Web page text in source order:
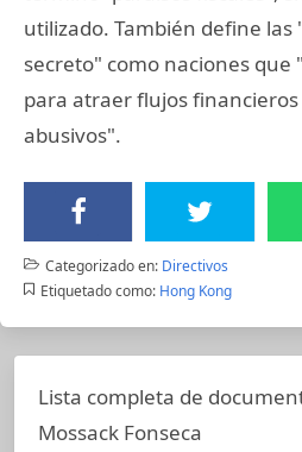
utilizado. También define las
secreto" como naciones que
para atraer flujos
abusivos".
Categorizado en: Directivos
Etiquetado como: Hong Kong
Lista completa de
Mossack Fonseca